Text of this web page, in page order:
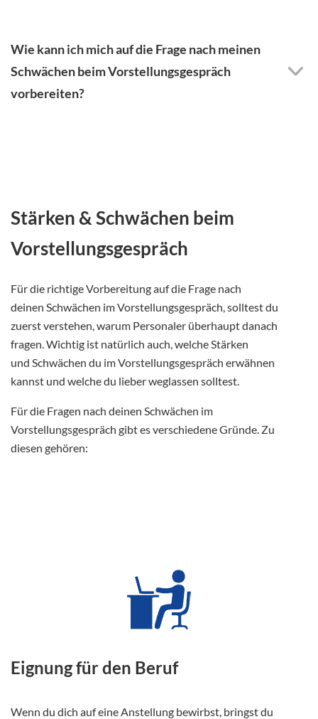
Wie kann ich mich auf die Frage nach meinen
Schwächen beim Vorstellungsgespräch
vorbereiten?
Stärken & Schwächen beim
Vorstellungsgespräch
Für die richtige Vorbereitung auf die Frage nach
deinen Schwächen im Vorstellungsgespräch, solltest du
zuerst verstehen, warum Personaler überhaupt danach
fragen. Wichtig ist natürlich auch, welche Stärken
und Schwächen du im Vorstellungsgespräch erwähnen
kannst und welche du lieber weglassen solltest.
Für die Fragen nach deinen Schwächen im
Vorstellungsgespräch gibt es verschiedene Gründe. Zu
diesen gehören:
Eignung für den Beruf
Wenn du dich auf eine Anstellung bewirbst, bringst du